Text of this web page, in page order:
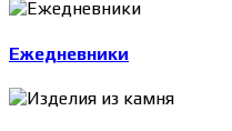
Ежедневники